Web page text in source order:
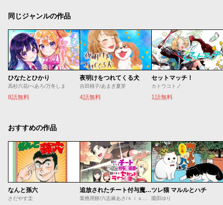
同じジャンルの作品
ひなたとひかり
高杉六花/べあろ/万冬しま
8話無料
夜明けをつれてくる犬
吉田桃子/あまぎ夏芽
4話無料
セットマッチ！
カトウコトノ
1話無料
おすすめの作品
なんと孫六
さだやす圭
追放されたチート付与魔術師は気ままなセカンドライフを謳歌する。 ～俺は武器だけじゃなく、あらゆるものに『強化ポイント』を付与できるし、俺の意思でいつでも効果を解除できるけど、残った人たち大丈夫？～
業務用餅/六志麻あさ/ｋｉｓｕｉ
ツレ猫 マルルとハチ
園田ゆり